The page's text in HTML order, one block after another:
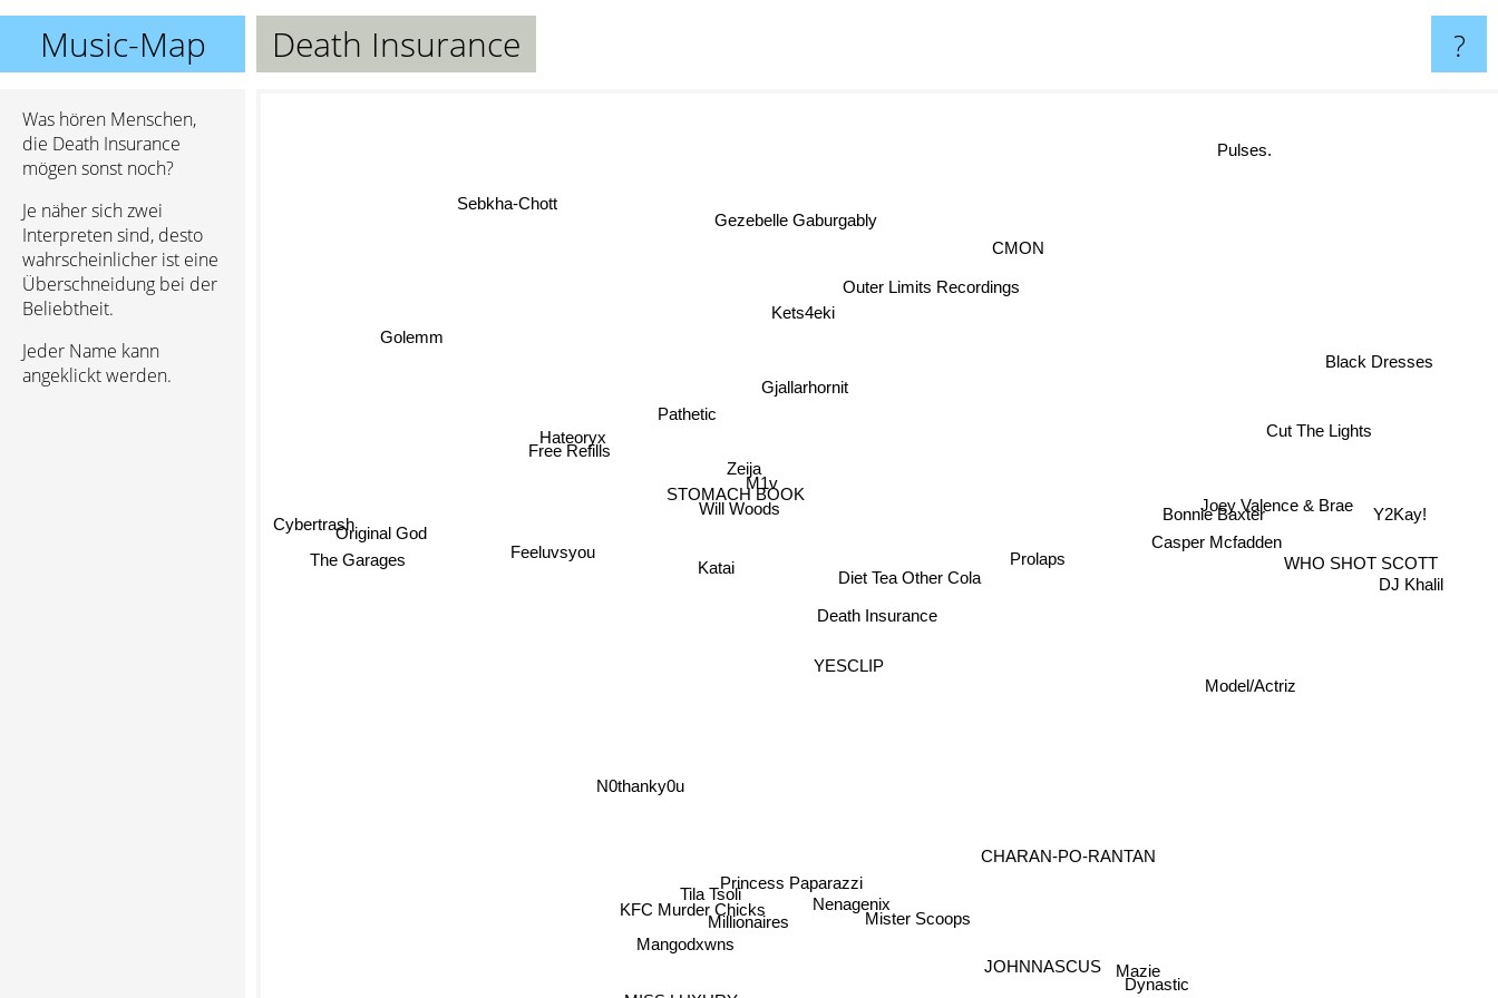
Music-Map Death Insurance ?
Was hören Menschen,
die Death Insurance
mögen sonst noch?
Je näher sich zwei
Interpreten sind, desto
wahrscheinlicher ist eine
Überschneidung bei der
Beliebtheit.
Jeder Name kann
angeklickt werden.
Death Insurance
Diet Tea Other Cola
YESCLIP
Prolaps
M1v
Will Woods
Katai
STOMACH BOOK
Zeija
Gjallarhornit
Pathetic
N0thanky0u
KFC Murder Chicks Nenagenix
CHARAN-PO-RANTAN
Model/Actriz
Feeluvsyou
Outer Limits Recordings
Princess Paparazzi
Mister Scoops
Casper Mcfadden
Bonnie Baxter
Free Refills
Hateoryx
Cybertrash
Millionaires
JOHNNASCUS
CMON
Joey Valence & Brae
Tila Tsoli
Mangodxwns
Mazie
Gezebelle Gaburgably
Cut The Lights
Kets4eki
Original God
WHO SHOT SCOTT
DJ Khalil
Y2Kay!
Black Dresses
The Garages
Dynastic
Pulses.
Sebkha-Chott
Golemm